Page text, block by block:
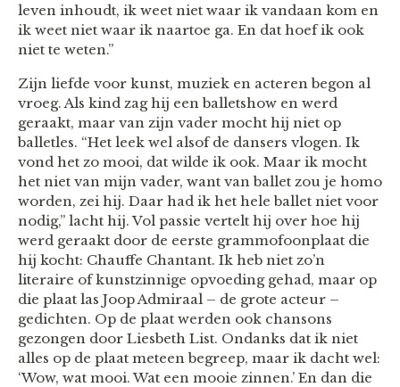
leven inhoudt, ik weet niet waar ik vandaan kom en
ik weet niet waar ik naartoe ga. En dat hoef ik ook
niet te weten.”
Zijn liefde voor kunst, muziek en acteren begon al
vroeg. Als kind zag hij een balletshow en werd
geraakt, maar van zijn vader mocht hij niet op
balletles. “Het leek wel alsof de dansers vlogen. Ik
vond het zo mooi, dat wilde ik ook. Maar ik mocht
het niet van mijn vader, want van ballet zou je homo
worden, zei hij. Daar had ik het hele ballet niet voor
nodig,” lacht hij. Vol passie vertelt hij over hoe hij
werd geraakt door de eerste grammofoonplaat die
hij kocht: Chauffe Chantant. Ik heb niet zo’n
literaire of kunstzinnige opvoeding gehad, maar op
die plaat las Joop Admiraal – de grote acteur –
gedichten. Op de plaat werden ook chansons
gezongen door Liesbeth List. Ondanks dat ik niet
alles op de plaat meteen begreep, maar ik dacht wel:
‘Wow, wat mooi. Wat een mooie zinnen.’ En dan die